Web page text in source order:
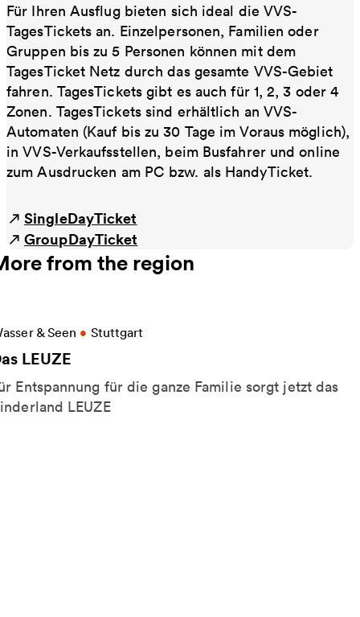
Für Ihren Ausflug bieten sich ideal die VVS-
TagesTickets an. Einzelpersonen, Familien oder
Gruppen bis zu 5 Personen können mit dem
TagesTicket Netz durch das gesamte VVS-Gebiet
fahren. TagesTickets gibt es auch für 1, 2, 3 oder 4
Zonen. TagesTickets sind erhältlich an VVS-
Automaten (Kauf bis zu 30 Tage im Voraus möglich),
in VVS-Verkaufsstellen, beim Busfahrer und online
zum Ausdrucken am PC bzw. als HandyTicket.
SingleDayTicket
GroupDayTicket
from the region
& Seen • Stuttgart
LEUZE
Entspannung für die ganze Familie sorgt jetzt das
LEUZE
information on Das LEUZE